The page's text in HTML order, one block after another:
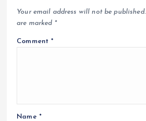
Your email address will not be published.
are marked *
Comment*
Name *